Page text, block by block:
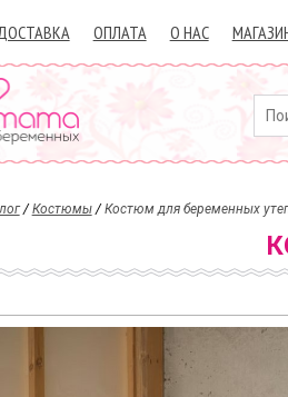
ОПЛАТА О НАС
/Костюмы/Костюм для беременных